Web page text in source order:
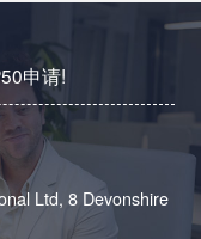
申请!
Ltd, 8 Devonshire